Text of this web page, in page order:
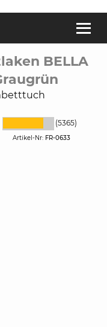
BELLA
(5365)
Artikel-Nr: FR-0633